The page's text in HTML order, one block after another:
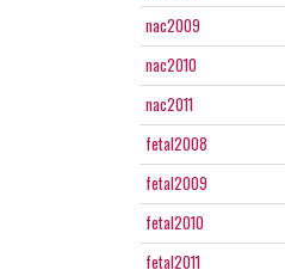
nac2009
nac2010
nac2011
fetal2008
fetal2009
fetal2010
fetal2011